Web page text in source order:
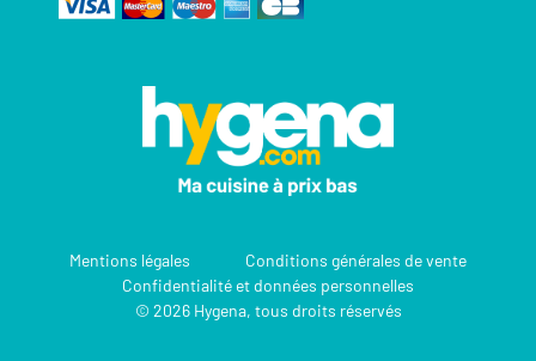
Mentions légales
Conditions générales de vente
Confidentialité et données personnelles
© 2026 Hygena, tous droits réservés